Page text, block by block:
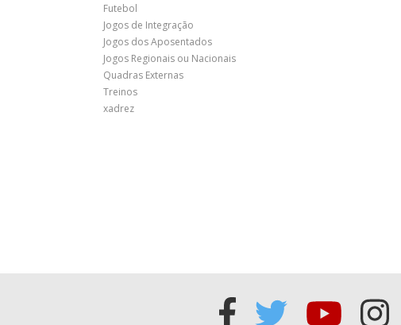
Futebol
Jogos de Integração
Jogos dos Aposentados
Jogos Regionais ou Nacionais
Quadras Externas
Treinos
xadrez
Acessar
Acessar